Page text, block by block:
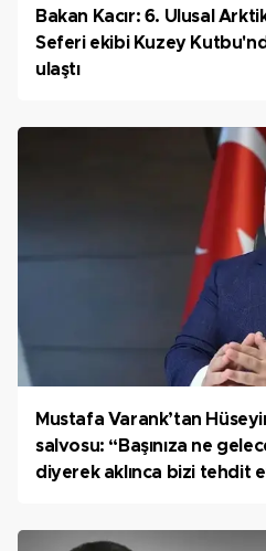
Bakan Kacır: 6. Ulusal
Seferi ekibi Kuzey
ulaştı
Mustafa Varank’tan
salvosu: “Başınıza ne
diyerek aklınca bizi tehdit